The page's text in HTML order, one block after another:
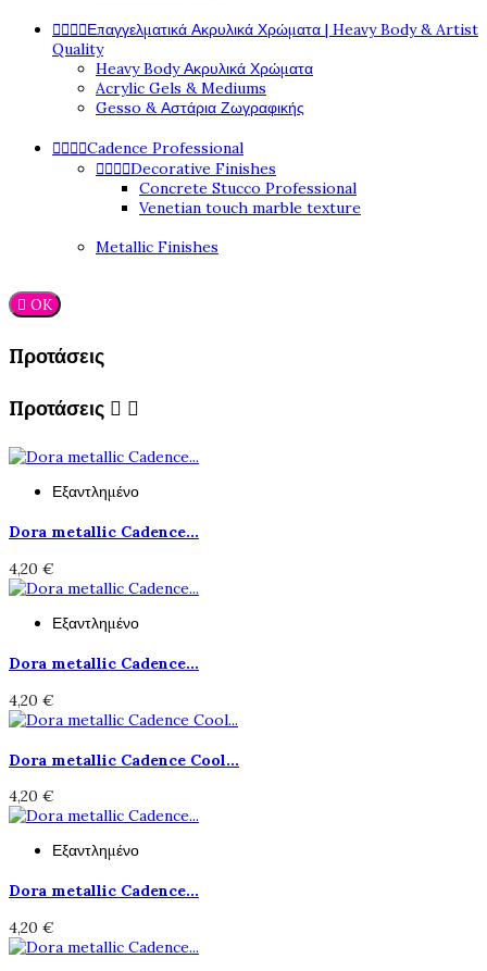
Επαγγελματικά Ακρυλικά Χρώματα | Heavy Body & Artist
Quality
Heavy Body Ακρυλικά Χρώματα
Acrylic Gels & Mediums
Gesso & Αστάρια Ζωγραφικής
Cadence Professional
Decorative Finishes
Concrete Stucco Professional
Venetian touch marble texture
Metallic Finishes
 OK
Προτάσεις
Προτάσεις  
Εξαντλημένο
Dora metallic Cadence...
4,20 €
Εξαντλημένο
Dora metallic Cadence...
4,20 €
Dora metallic Cadence Cool...
4,20 €
Εξαντλημένο
Dora metallic Cadence...
4,20 €